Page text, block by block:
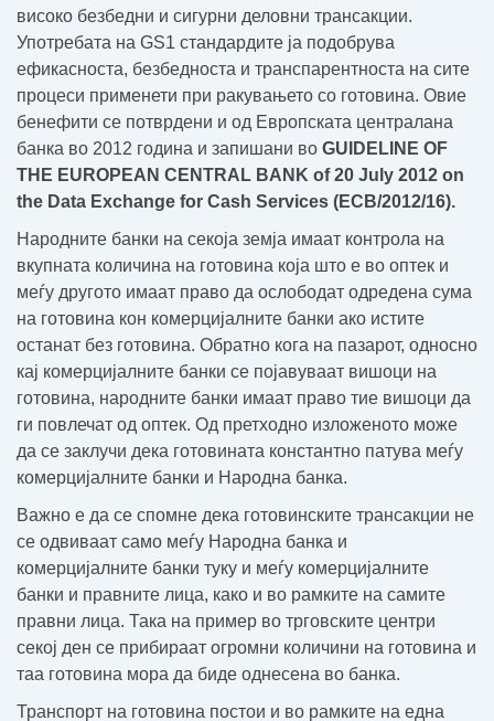
високо безбедни и сигурни деловни трансакции.
Употребата на GS1 стандардите ја подобрува
ефикасноста, безбедноста и транспарентноста на сите
процеси применети при ракувањето со готовина. Овие
бенефити се потврдени и од Европската централана
банка во 2012 година и запишани во GUIDELINE OF
THE EUROPEAN CENTRAL BANK of 20 July 2012 on
the Data Exchange for Cash Services (ECB/2012/16).
Народните банки на секоја земја имаат контрола на
вкупната количина на готовина која што е во оптек и
меѓу другото имаат право да ослободат одредена сума
на готовина кон комерцијалните банки ако истите
останат без готовина. Обратно кога на пазарот, односно
кај комерцијалните банки се појавуваат вишоци на
готовина, народните банки имаат право тие вишоци да
ги повлечат од оптек. Од претходно изложеното може
да се заклучи дека готовината константно патува меѓу
комерцијалните банки и Народна банка.
Важно е да се спомне дека готовинските трансакции не
се одвиваат само меѓу Народна банка и
комерцијалните банки туку и меѓу комерцијалните
банки и правните лица, како и во рамките на самите
правни лица. Така на пример во трговските центри
секој ден се прибираат огромни количини на готовина и
таа готовина мора да биде однесена во банка.
Транспорт на готовина постои и во рамките на една